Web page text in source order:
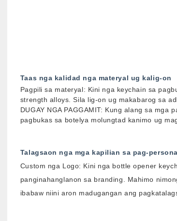
Taas nga kalidad nga materyal ug kalig-on
Pagpili sa materyal: Kini nga keychain sa
strength alloys. Sila lig-on ug makabarog sa
DUGAY NGA PAGGAMIT: Kung alang sa
pagbukas sa botelya molungtad kanimo ug
Talagsaon nga mga kapilian sa pag-
Custom nga Logo: Kini nga bottle opener
panginahanglanon sa branding. Mahimo
ibabaw niini aron madugangan ang